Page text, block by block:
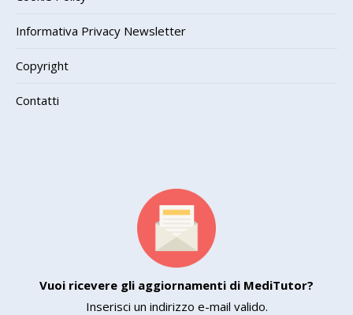
Informativa Privacy Newsletter
Copyright
Contatti
Vuoi ricevere gli aggiornamenti di MediTutor?
Inserisci un indirizzo e-mail valido.